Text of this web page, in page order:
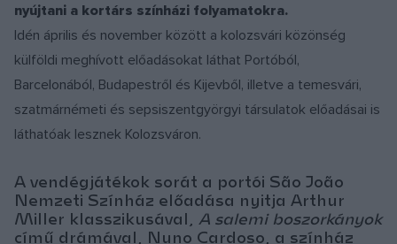
nyújtani a kortárs színházi folyamatokra.
Idén április és november között a kolozsvári közönség
külföldi meghívott előadásokat láthat Portóból,
Barcelonából, Budapestről és Kijevből, illetve a temesvári,
szatmárnémeti és sepsiszentgyörgyi társulatok előadásai is
láthatóak lesznek Kolozsváron.
A vendégjátékok sorát a portói São João
Nemzeti Színház előadása nyitja Arthur
Miller klasszikusával, A salemi boszorkányok
című drámával, Nuno Cardoso, a színház